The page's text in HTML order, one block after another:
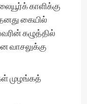
காளிக்கு
கையில்
கழுத்தில்
வாசலுக்கு
முழங்கத்